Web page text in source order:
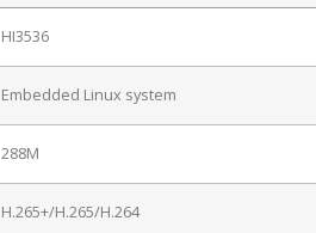
HI3536
Embedded Linux system
288M
H.265+/H.265/H.264